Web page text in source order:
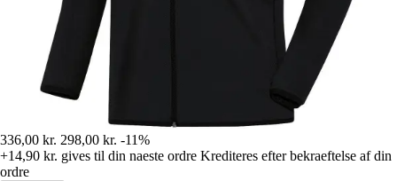
336,00 kr. 298,00 kr. -11%
+14,90 kr. gives til din naeste ordre Krediteres efter bekraeftelse af din
ordre